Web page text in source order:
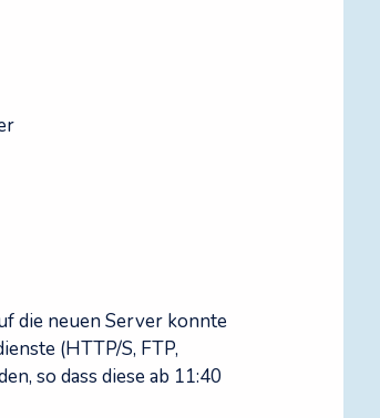
die neuen Server konnte
(HTTP/S, FTP,
so dass diese ab 11:40